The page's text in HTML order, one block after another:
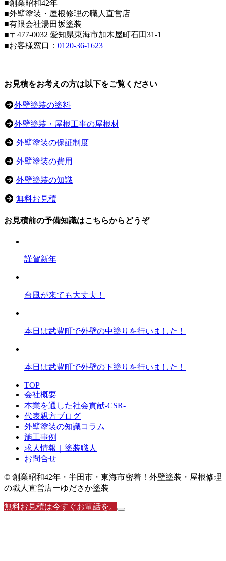
■創業昭和42年
■外壁塗装・屋根修理の職人直営店
■有限会社湯田坂塗装
■〒 477-0032 愛知県東海市加木屋町石田31-1
■お客様窓口： 0120-36-1623
お見積をお考えの方は以下をご覧ください
外壁塗装の塗料
外壁塗装・屋根工事の屋根材
外壁塗装の保証制度
外壁塗装の費用
外壁塗装の知識
無料お見積
お見積前の予備知識はこちらからどうぞ
謹賀新年
台風が来ても大丈夫！
本日は武豊町で外壁の中塗りを行いました！
本日は武豊町で外壁の下塗りを行いました！
TOP
会社概要
本業を通した社会貢献-CSR-
代表親方ブログ
外壁塗装の知識コラム
施工事例
求人情報｜塗装職人
お問合せ
© 創業昭和42年・半田市・東海市密着！外壁塗装・屋根修理
の職人直営店ーゆださか塗装
無料お見積は今すぐお電話を。